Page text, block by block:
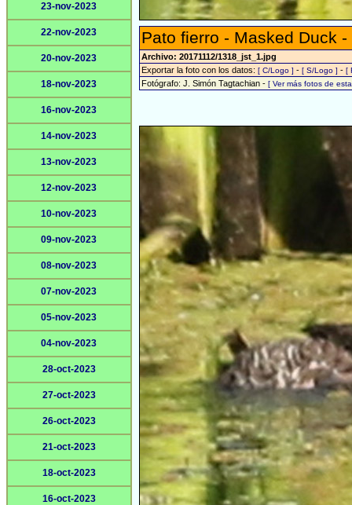
23-nov-2023
22-nov-2023
20-nov-2023
18-nov-2023
16-nov-2023
14-nov-2023
13-nov-2023
12-nov-2023
10-nov-2023
09-nov-2023
08-nov-2023
07-nov-2023
05-nov-2023
04-nov-2023
28-oct-2023
27-oct-2023
26-oct-2023
21-oct-2023
18-oct-2023
16-oct-2023
Pato fierro - Masked Duck -
Archivo: 20171112/1318_jst_1.jpg
Exportar la foto con los datos: [ C/Logo ] - [ S/Logo ] - [
Fotógrafo: J. Simón Tagtachian - [ Ver más fotos de